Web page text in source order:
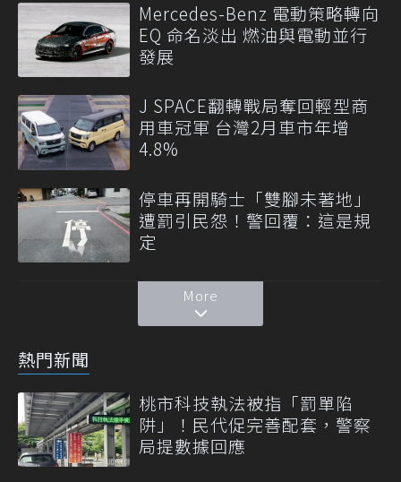
Mercedes-Benz 電動策略轉向
EQ 命名淡出 燃油與電動並行
發展
J SPACE翻轉戰局奪回輕型商
用車冠軍 台灣2月車市年增
4.8%
停車再開騎士「雙腳未著地」
遭罰引民怨！警回覆：這是規
定
More
熱門新聞
桃市科技執法被指「罰單陷
阱」！民代促完善配套，警察
局提數據回應